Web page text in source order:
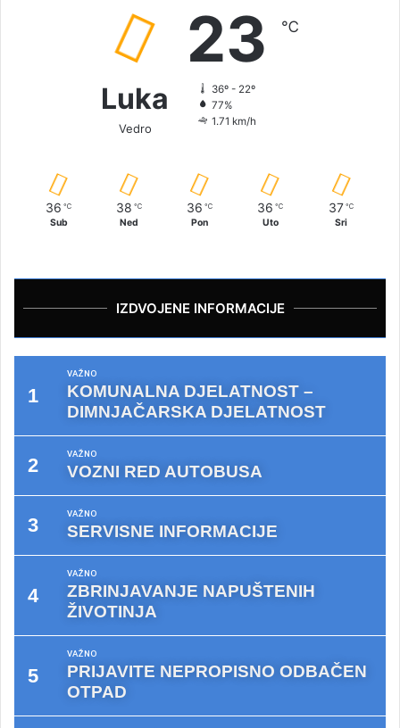
Luka
Vedro
23 ℃
36º - 22º
77%
1.71 km/h
36 ℃
Sub
38 ℃
Ned
36 ℃
Pon
36 ℃
Uto
37 ℃
Sri
IZDVOJENE INFORMACIJE
VAŽNO
KOMUNALNA DJELATNOST –
DIMNJAČARSKA DJELATNOST
VAŽNO
VOZNI RED AUTOBUSA
VAŽNO
SERVISNE INFORMACIJE
VAŽNO
ZBRINJAVANJE NAPUŠTENIH
ŽIVOTINJA
VAŽNO
PRIJAVITE NEPROPISNO ODBAČEN
OTPAD